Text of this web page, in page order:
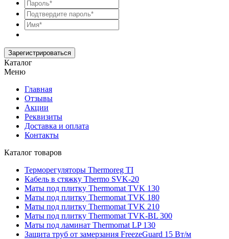
Зарегистрироваться
Каталог
Меню
Главная
Отзывы
Акции
Реквизиты
Доставка и оплата
Контакты
Каталог товаров
Терморегуляторы Thermoreg TI
Кабель в стяжку Thermo SVK-20
Маты под плитку Thermomat TVK 130
Маты под плитку Thermomat TVK 180
Маты под плитку Thermomat TVK 210
Маты под плитку Thermomat TVK-BL 300
Маты под ламинат Thermomat LP 130
Защита труб от замерзания FreezeGuard 15 Вт/м